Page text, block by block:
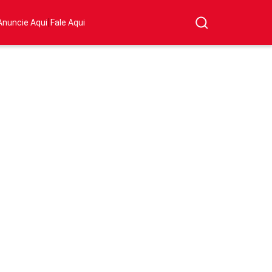
Aqui|Fale Aqui